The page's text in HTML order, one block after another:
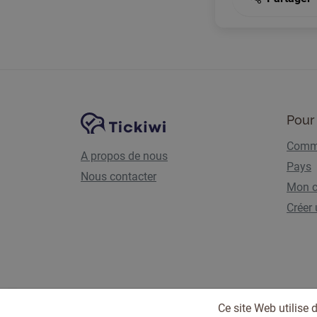
Navigation du sitePlate-forme Tickiwi
A propos de nous
Nous contacter
Pays
Mon
Ce site Web utilise